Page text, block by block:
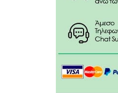
λιπαρά οξέα που θρέφουν
υγιή ανάπτυξή τους, και
ιδιότητες που
φλεγμονή στην περιοχή
Αμινοξέα Σιταριού: Τα
την αντοχή και την